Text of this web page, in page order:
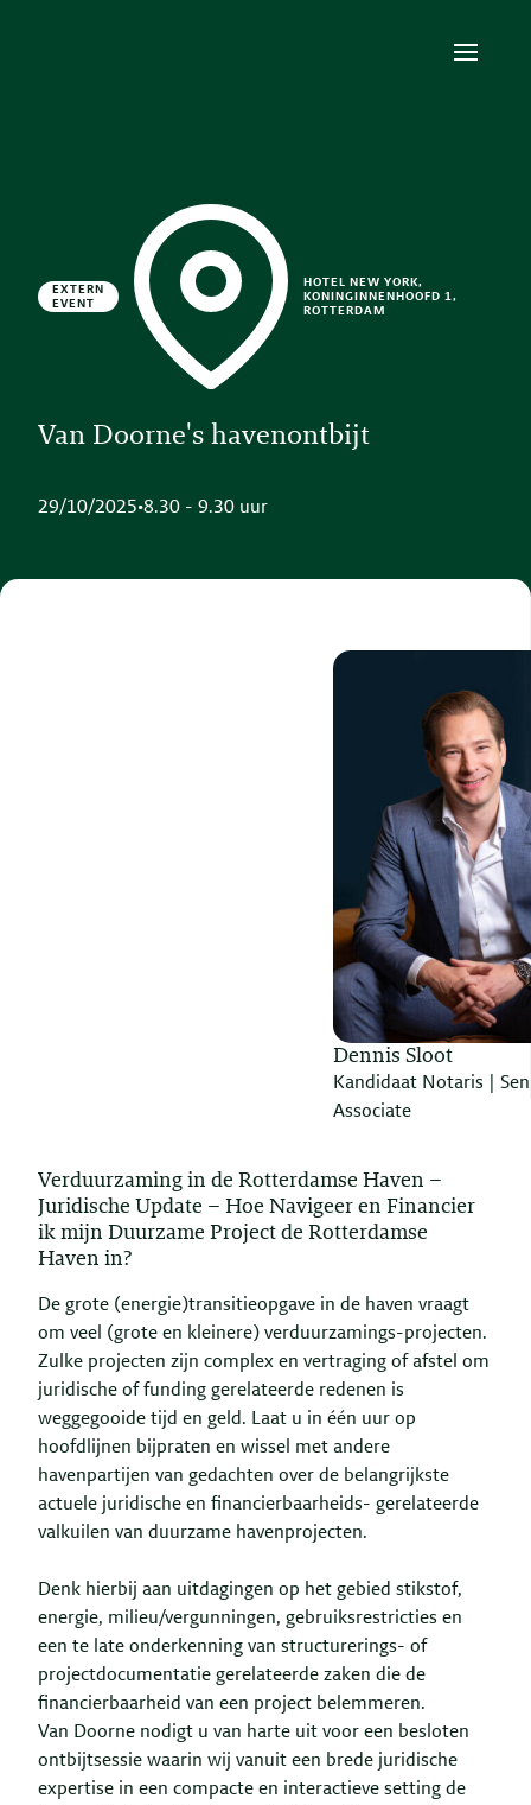
EXTERN
EVENT
HOTEL NEW YORK,
KONINGINNENHOOFD 1,
ROTTERDAM
Van Doorne's havenontbijt
29/10/2025•8.30 - 9.30 uur
Dennis Sloot
Kandidaat Notaris |
Associate
Verduurzaming in de Rotterdamse Haven –
Juridische Update – Hoe Navigeer en Financier
ik mijn Duurzame Project de Rotterdamse
Haven in?
De grote (energie)transitieopgave in de haven vraagt
om veel (grote en kleinere) verduurzamings-projecten.
Zulke projecten zijn complex en vertraging of afstel om
juridische of funding gerelateerde redenen is
weggegooide tijd en geld. Laat u in één uur op
hoofdlijnen bijpraten en wissel met andere
havenpartijen van gedachten over de belangrijkste
actuele juridische en financierbaarheids- gerelateerde
valkuilen van duurzame havenprojecten.
Denk hierbij aan uitdagingen op het gebied stikstof,
energie, milieu/vergunningen, gebruiksrestricties en
een te late onderkenning van structurerings- of
projectdocumentatie gerelateerde zaken die de
financierbaarheid van een project belemmeren.
Van Doorne nodigt u van harte uit voor een besloten
ontbijtsessie waarin wij vanuit een brede juridische
expertise in een compacte en interactieve setting de